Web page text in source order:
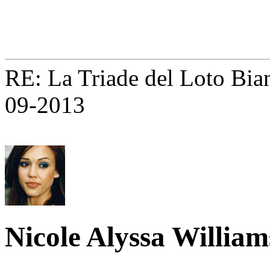
RE: La Triade del Loto
09-2013
Nicole Alyssa